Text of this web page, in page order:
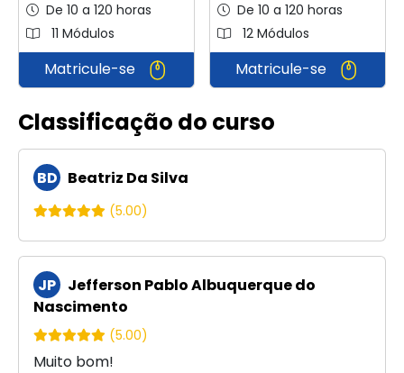
De 10 a 120 horas
11 Módulos
Matricule-se
De 10 a 120 horas
12 Módulos
Matricule-se
Classificação do curso
BD Beatriz Da Silva
(5.00)
JP
Jefferson Pablo Albuquerque do
Nascimento
(5.00)
Muito bom!